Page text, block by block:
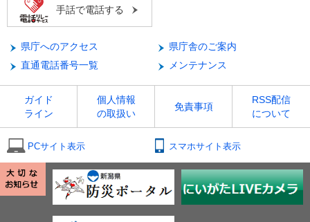
手話で電話する
県庁へのアクセス
県庁舎のご案内
直通電話番号一覧
メンテナンス
ガイド
ライン
個人情報
の取扱い
免責事項
RSS配信
について
PCサイト表示 スマホサイト表示